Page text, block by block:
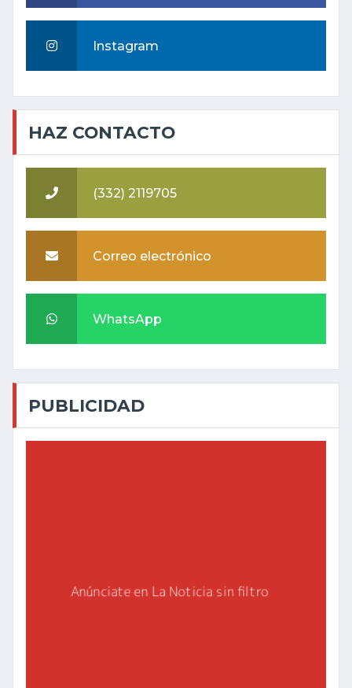
Instagram
HAZ CONTACTO
(332) 2119705
Correo electrónico
WhatsApp
PUBLICIDAD